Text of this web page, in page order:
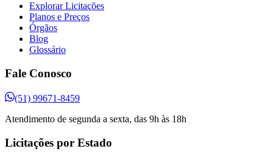
Explorar Licitações
Planos e Preços
Órgãos
Blog
Glossário
Fale Conosco
(51) 99671-8459
Atendimento de segunda a sexta, das 9h às 18h
Licitações por Estado